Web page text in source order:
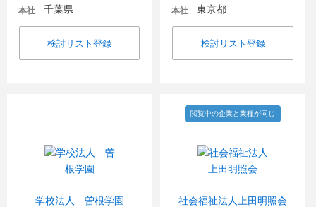
本社 千葉県
検討リスト登録
本社 東京都
検討リスト登録
学校法人 曽根学園 社会福祉法人上田明照会
閲覧中の企業と業種が同じ